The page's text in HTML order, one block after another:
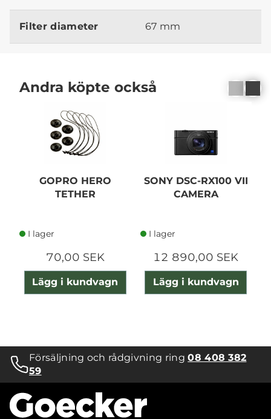
Filter diameter 67 mm
Andra köpte också
GOPRO HERO
TETHER
I lager
70,00 SEK
Lägg i kundvagn
SONY DSC-RX100 VII
CAMERA
I lager
12 890,00 SEK
Lägg i kundvagn
Försäljning och rådgivning ring08 408 382
59